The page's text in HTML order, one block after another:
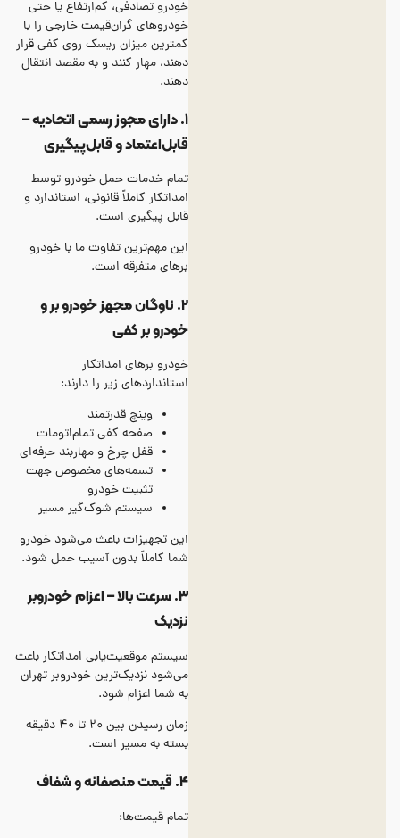
خودرو تصادفی، کم‌ارتفاع یا حتی
خودروهای گران‌قیمت خارجی را با
کمترین میزان ریسک روی کفی قرار
دهند، مهار کنند و به مقصد انتقال
دهند.
۱. دارای مجوز رسمی اتحادیه –
قابل‌اعتماد و قابل‌پیگیری
تمام خدمات حمل خودرو توسط
امداتکار کاملاً قانونی، استاندارد و
قابل پیگیری است.
این مهم‌ترین تفاوت ما با خودرو
برهای متفرقه است.
۲. ناوگان مجهز خودرو بر و
خودرو بر کفی
خودرو برهای امداتکار
استانداردهای زیر را دارند:
وینچ قدرتمند
صفحه کفی تمام‌اتومات
قفل چرخ و مهاربند حرفه‌ای
تسمه‌های مخصوص جهت
تثبیت خودرو
سیستم شوک‌گیر مسیر
این تجهیزات باعث می‌شود خودرو
شما کاملاً بدون آسیب حمل شود.
۳. سرعت بالا – اعزام خودروبر
نزدیک
سیستم موقعیت‌یابی امداتکار باعث
می‌شود نزدیک‌ترین خودروبر تهران
به شما اعزام شود.
زمان رسیدن بین 20 تا 40 دقیقه
بسته به مسیر است.
۴. قیمت منصفانه و شفاف
تمام قیمت‌ها: